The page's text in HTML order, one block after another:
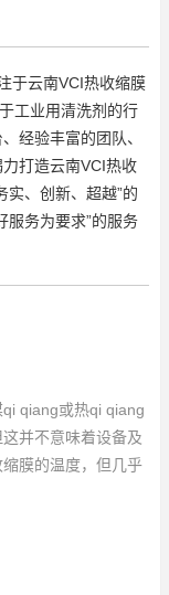
于云南VCI热收缩膜
工业用清洗剂的行
经验丰富的团队、
打造云南VCI热收
实、创新、超越”的
服务为要求”的服务
qiang或热qi qiang
并不意味着设备及
膜的温度，但几乎